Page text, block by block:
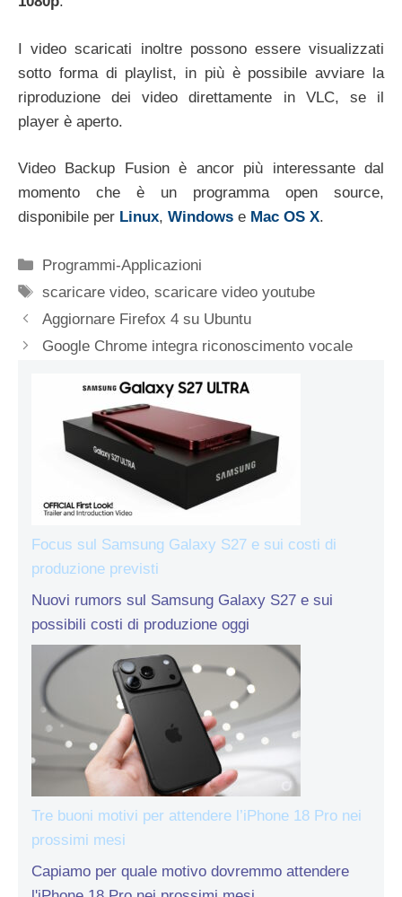
I video scaricati inoltre possono essere visualizzati
sotto forma di playlist, in più è possibile avviare la
riproduzione dei video direttamente in VLC, se il
player è aperto.
Video Backup Fusion è ancor più interessante dal
momento che è un programma open source,
disponibile per Linux, Windows e Mac OS X.
Categorie
Programmi-Applicazioni
Tag
scaricare video,scaricare video youtube
Aggiornare Firefox 4 su Ubuntu
Google Chrome integra riconoscimento vocale
Focus sul Samsung Galaxy S27 e sui costi di
produzione previsti
Nuovi rumors sul Samsung Galaxy S27 e sui
possibili costi di produzione oggi
Tre buoni motivi per attendere l’iPhone 18 Pro nei
prossimi mesi
Capiamo per quale motivo dovremmo attendere